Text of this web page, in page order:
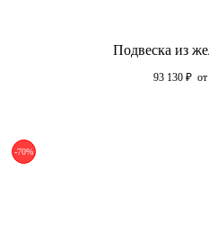
Подвеска из
93 130 ₽
-70%